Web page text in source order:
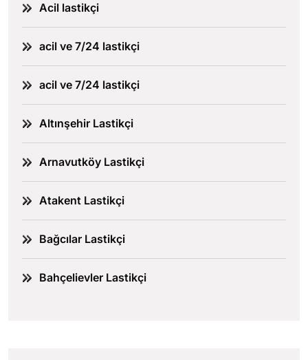
Acil lastikçi
acil ve 7/24 lastikçi
acil ve 7/24 lastikçi
Altınşehir Lastikçi
Arnavutköy Lastikçi
Atakent Lastikçi
Bağcılar Lastikçi
Bahçelievler Lastikçi